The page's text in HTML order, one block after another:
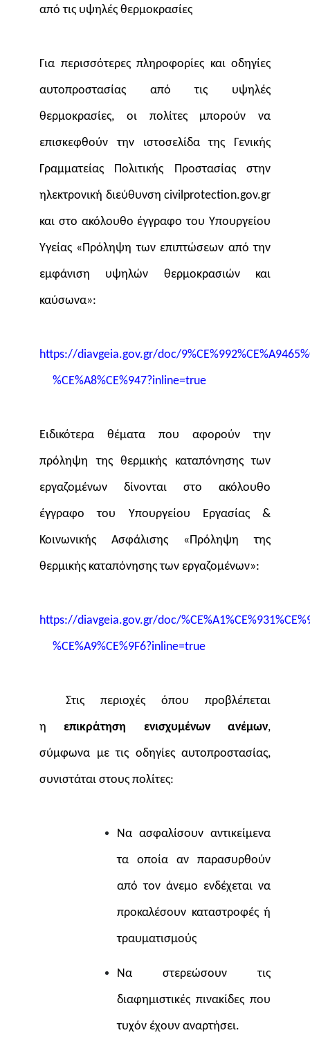
από τις υψηλές θερμοκρασίες
Για περισσότερες πληροφορίες και οδηγίες
αυτοπροστασίας από τις υψηλές
θερμοκρασίες, οι πολίτες μπορούν να
επισκεφθούν την ιστοσελίδα της Γενικής
Γραμματείας Πολιτικής Προστασίας στην
ηλεκτρονική διεύθυνση civilprotection.gov.gr
και στο ακόλουθο έγγραφο του Υπουργείου
Υγείας «Πρόληψη των επιπτώσεων από την
εμφάνιση υψηλών θερμοκρασιών και
καύσωνα»:
https://diavgeia.gov.gr/doc/
%CE%A8%CE%947?inline=true
Ειδικότερα θέματα που αφορούν την
πρόληψη της θερμικής καταπόνησης των
εργαζομένων δίνονται στο ακόλουθο
έγγραφο του Υπουργείου Εργασίας &
Κοινωνικής Ασφάλισης «Πρόληψη της
θερμικής καταπόνησης των εργαζομένων»:
https://diavgeia.gov.gr/doc/
%CE%A9%CE%9F6?inline=true
Στις περιοχές όπου προβλέπεται
ηεπικράτηση ενισχυμένων ανέμων,
σύμφωνα με τις οδηγίες αυτοπροστασίας,
συνιστάται στους πολίτες:
Να ασφαλίσουν αντικείμενα
τα οποία αν παρασυρθούν
από τον άνεμο ενδέχεται να
προκαλέσουν καταστροφές ή
τραυματισμούς
Να στερεώσουν τις
διαφημιστικές πινακίδες που
τυχόν έχουν αναρτήσει.